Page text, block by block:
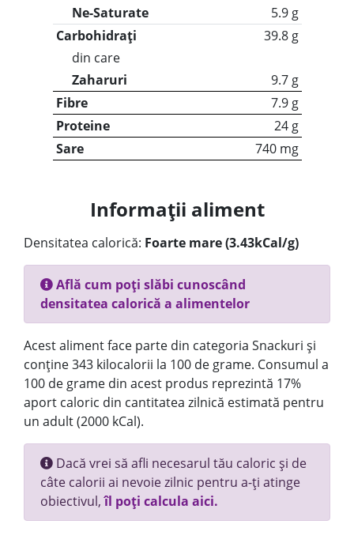
Ne-Saturate
5.9 g
Carbohidrați
39.8 g
din care
Zaharuri
9.7 g
Fibre
7.9 g
Proteine
24 g
Sare
740 mg
Informații aliment
Densitatea calorică: Foarte mare (3.43kCal/g)
Află cum poți slăbi cunoscând
densitatea calorică a alimentelor
Acest aliment face parte din categoria Snackuri și
conține 343 kilocalorii la 100 de grame. Consumul a
100 de grame din acest produs reprezintă 17%
aport caloric din cantitatea zilnică estimată pentru
un adult (2000 kCal).
Dacă vrei să afli necesarul tău caloric și de
câte calorii ai nevoie zilnic pentru a-ți atinge
obiectivul,îl poți calcula aici.